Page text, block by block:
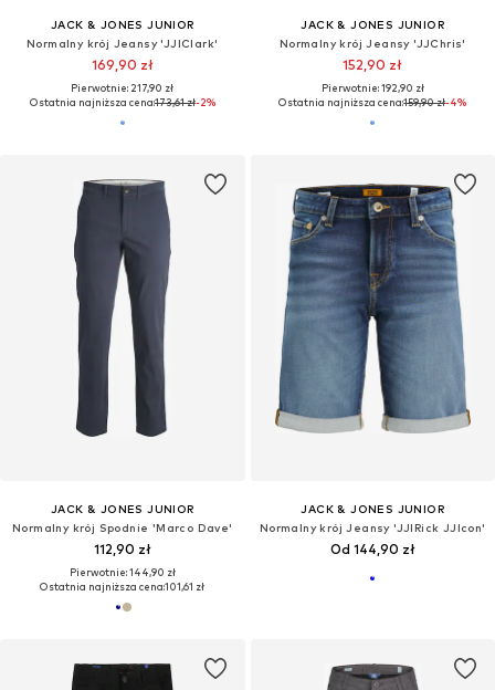
JACK & JONES JUNIOR
Normalny krój Jeansy 'JJIClark'
169,90 zł
Pierwotnie: 217,90 zł
Ostatnia najniższa cena:173,61 zł-2%
JACK & JONES JUNIOR
Normalny krój Jeansy 'JJChris'
152,90 zł
Pierwotnie: 192,90 zł
Ostatnia najniższa cena:159,90 zł-4%
JACK & JONES JUNIOR
Normalny krój Spodnie 'Marco Dave'
112,90 zł
Pierwotnie: 144,90 zł
Ostatnia najniższa cena:101,61 zł
JACK & JONES JUNIOR
Normalny krój Jeansy 'JJIRick JJIcon'
Od 144,90 zł